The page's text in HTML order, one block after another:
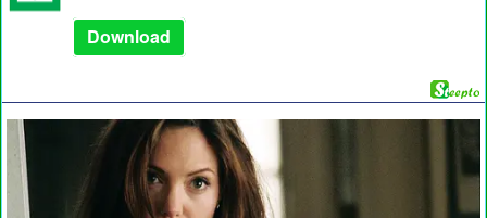
Download